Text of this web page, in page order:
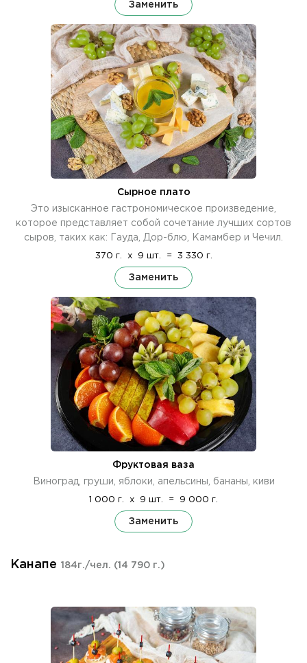
Заменить
Сырное плато
Это изысканное гастрономическое произведение,
которое представляет собой сочетание лучших сортов
сыров, таких как: Гауда, Дор-блю, Камамбер и Чечил.
370 г. x 9 шт. = 3 330 г.
Заменить
Фруктовая ваза
Виноград, груши, яблоки, апельсины, бананы, киви
1 000 г. x 9 шт. = 9 000 г.
Заменить
Канапе 184г./чел. (14 790 г.)